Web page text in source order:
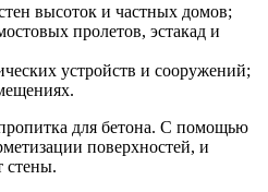
высоток и частных домов;
пролетов, эстакад и
устройств и сооружений;
для бетона. С помощью
поверхностей, и
стены.